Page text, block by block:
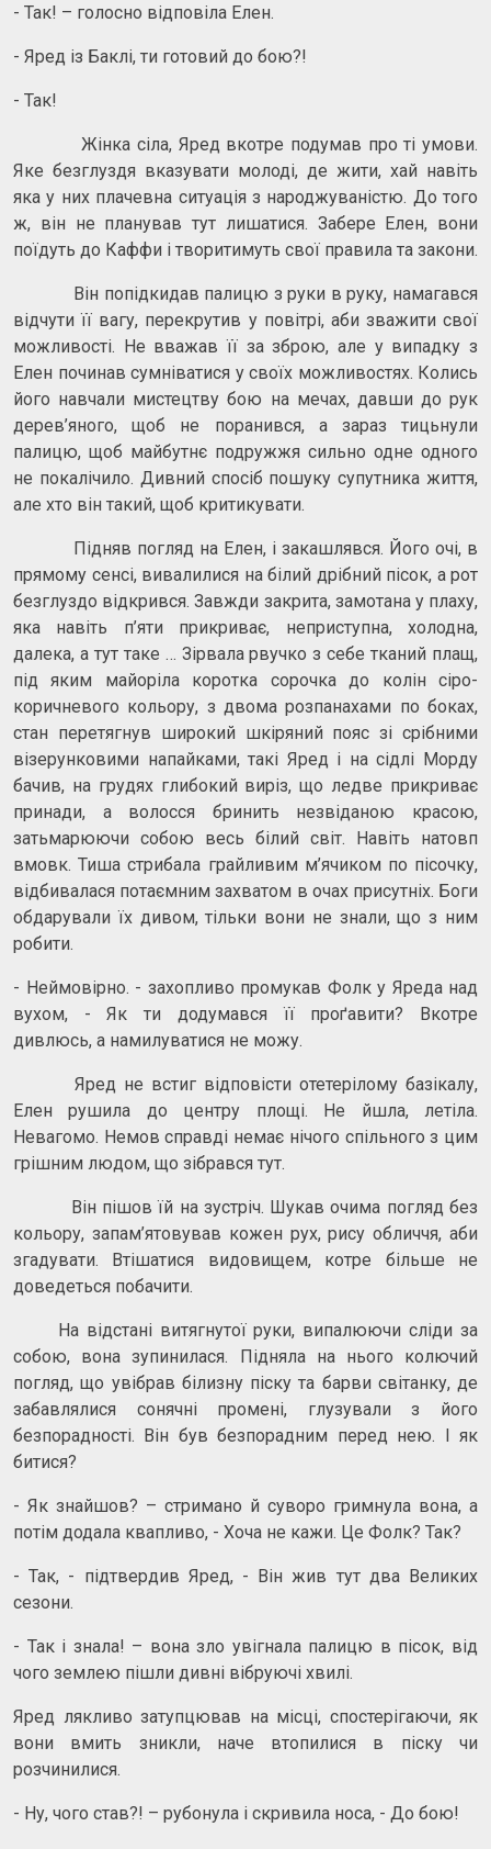
- Так! – голосно відповіла Елен.
- Яред із Баклі, ти готовий до бою?!
- Так!
Жінка сіла, Яред вкотре подумав про ті умови.
Яке безглуздя вказувати молоді, де жити, хай навіть
яка у них плачевна ситуація з народжуваністю. До того
ж, він не планував тут лишатися. Забере Елен, вони
поїдуть до Каффи і творитимуть свої правила та закони.
Він попідкидав палицю з руки в руку, намагався
відчути її вагу, перекрутив у повітрі, аби зважити свої
можливості. Не вважав її за зброю, але у випадку з
Елен починав сумніватися у своїх можливостях. Колись
його навчали мистецтву бою на мечах, давши до рук
дерев’яного, щоб не поранився, а зараз тицьнули
палицю, щоб майбутнє подружжя сильно одне одного
не покалічило. Дивний спосіб пошуку супутника життя,
але хто він такий, щоб критикувати.
Підняв погляд на Елен, і закашлявся. Його очі, в
прямому сенсі, вивалилися на білий дрібний пісок, а рот
безглуздо відкрився. Завжди закрита, замотана у плаху,
яка навіть п’яти прикриває, неприступна, холодна,
далека, а тут таке … Зірвала рвучко з себе тканий плащ,
під яким майоріла коротка сорочка до колін сіро-
коричневого кольору, з двома розпанахами по боках,
стан перетягнув широкий шкіряний пояс зі срібними
візерунковими напайками, такі Яред і на сідлі Морду
бачив, на грудях глибокий виріз, що ледве прикриває
принади, а волосся бринить незвіданою красою,
затьмарюючи собою весь білий світ. Навіть натовп
вмовк. Тиша стрибала грайливим м’ячиком по пісочку,
відбивалася потаємним захватом в очах присутніх. Боги
обдарували їх дивом, тільки вони не знали, що з ним
робити.
- Неймовірно. - захопливо промукав Фолк у Яреда над
вухом, - Як ти додумався її проґавити? Вкотре
дивлюсь, а намилуватися не можу.
Яред не встиг відповісти отетерілому базікалу,
Елен рушила до центру площі. Не йшла, летіла.
Невагомо. Немов справді немає нічого спільного з цим
грішним людом, що зібрався тут.
Він пішов їй на зустріч. Шукав очима погляд без
кольору, запам’ятовував кожен рух, рису обличчя, аби
згадувати. Втішатися видовищем, котре більше не
доведеться побачити.
На відстані витягнутої руки, випалюючи сліди за
собою, вона зупинилася. Підняла на нього колючий
погляд, що увібрав білизну піску та барви світанку, де
забавлялися сонячні промені, глузували з його
безпорадності. Він був безпорадним перед нею. І як
битися?
- Як знайшов? – стримано й суворо гримнула вона, а
потім додала квапливо, - Хоча не кажи. Це Фолк? Так?
- Так, - підтвердив Яред, - Він жив тут два Великих
сезони.
- Так і знала! – вона зло увігнала палицю в пісок, від
чого землею пішли дивні вібруючі хвилі.
Яред лякливо затупцював на місці, спостерігаючи, як
вони вмить зникли, наче втопилися в піску чи
розчинилися.
- Ну, чого став?! – рубонула і скривила носа, - До бою!